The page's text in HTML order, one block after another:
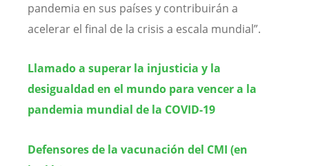
pandemia en sus países y contribuirán a
acelerar el final de la crisis a escala mundial”.
Llamado a superar la injusticia y la
desigualdad en el mundo para vencer a la
pandemia mundial de la COVID-19
Defensores de la vacunación del CMI (en